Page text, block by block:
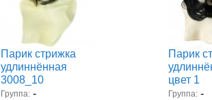
Парик стрижка
удлиннённая
3008_10
Парик
цвет 1
Группа: - Группа: -